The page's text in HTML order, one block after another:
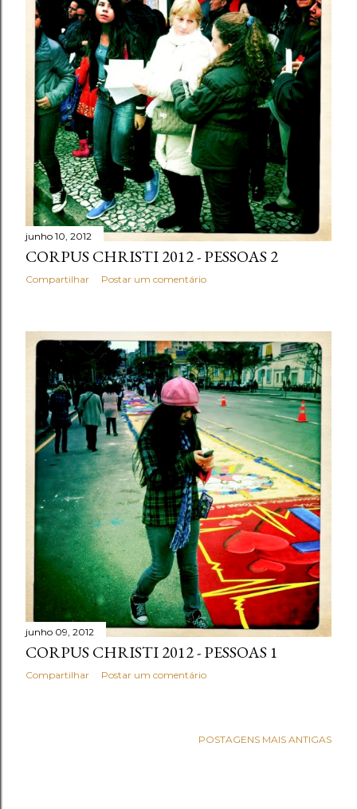
junho 10, 2012
CORPUS CHRISTI 2012 - PESSOAS 2
Compartilhar Postar um comentário
junho 09, 2012
CORPUS CHRISTI 2012 - PESSOAS 1
Compartilhar Postar um comentário
POSTAGENS MAIS ANTIGAS